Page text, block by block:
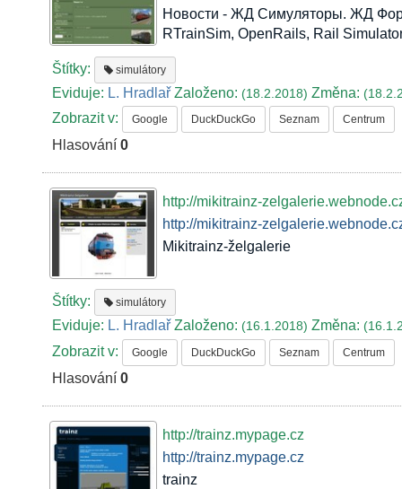
Новости - ЖД Симуляторы. ЖД
RTrainSim, OpenRails, Rail
Štítky: simulátory
Eviduje: L. Hradlař Založeno:(18.2.2018)Změna:
Zobrazit v: Google DuckDuckGo Seznam Centrum
Hlasování0
http://mikitrainz-
http://mikitrainz-
Mikitrainz-želgalerie
Štítky: simulátory
Eviduje: L. Hradlař Založeno:(16.1.2018)Změna:
Zobrazit v: Google DuckDuckGo Seznam Centrum
Hlasování0
http://trainz.mypage.cz
http://trainz.mypage.cz
trainz